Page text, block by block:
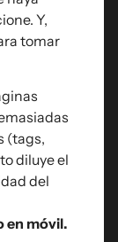
Y,
tomar
(tags,
diluye el
del
en móvil.